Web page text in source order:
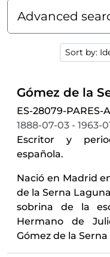
Advanced
Sort by:
ES-28079-PARES-
1888-07-03 - 1963-
Escritor y
española.
Nació en Madrid
de la Serna
sobrina de la
Hermano de
Gómez de la Serna